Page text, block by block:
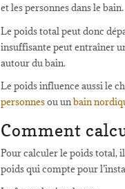
et les personnes dans le bain.
Le poids total peut donc
insuffisante peut entraîner
autour du bain.
Le poids influence aussi le
personnesou unbain
Comment
Pour calculer le poids total,
poids qui compte pour